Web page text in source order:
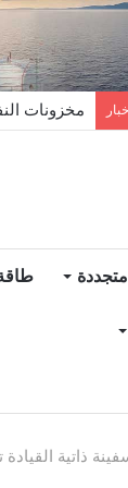
مخزونات النفط
ذاتية